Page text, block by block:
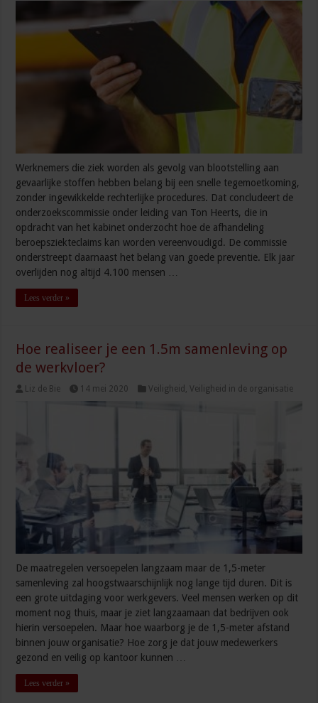
Werknemers die ziek worden als gevolg van blootstelling aan
gevaarlijke stoffen hebben belang bij een snelle tegemoetkoming,
zonder ingewikkelde rechterlijke procedures. Dat concludeert de
onderzoekscommissie onder leiding van Ton Heerts, die in
opdracht van het kabinet onderzocht hoe de afhandeling
beroepsziekteclaims kan worden vereenvoudigd. De commissie
onderstreept daarnaast het belang van goede preventie. Elk jaar
overlijden nog altijd 4.100 mensen …
Lees verder »
Hoe realiseer je een 1.5m samenleving op
de werkvloer?
Liz de Bie 14 mei 2020 Veiligheid ,Veiligheid in de organisatie
De maatregelen versoepelen langzaam maar de 1,5-meter
samenleving zal hoogstwaarschijnlijk nog lange tijd duren. Dit is
een grote uitdaging voor werkgevers. Veel mensen werken op dit
moment nog thuis, maar je ziet langzaamaan dat bedrijven ook
hierin versoepelen. Maar hoe waarborg je de 1,5-meter afstand
binnen jouw organisatie? Hoe zorg je dat jouw medewerkers
gezond en veilig op kantoor kunnen …
Lees verder »